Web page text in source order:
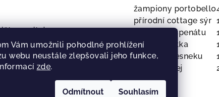
Vám umožnili pohodlné prohlížení
webu neustále zlepšovali jeho funkce,
zde.
Odmítnout Souhlasím
ogrilujeme na
kloboučkem nahoru cca 5
plnící směs.
žampiony portobello
přírodní cottage sýr
listy baby špenátu
menší šalotka
stroužek česneku
řepkový olej
sůl
pepř